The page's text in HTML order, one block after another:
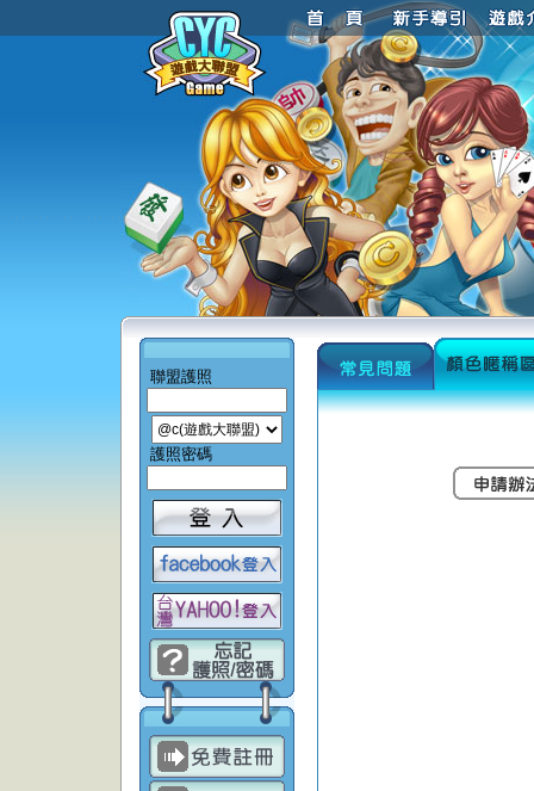
聯盟護照
護照密碼